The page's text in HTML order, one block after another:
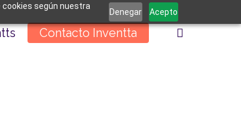
según nuestra
Denegar Acepto
Contacto Inventta